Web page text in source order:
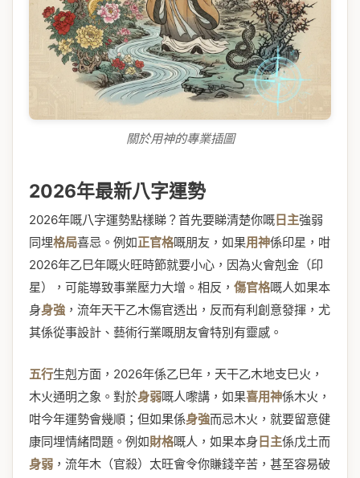
關於用神的專業插圖
2026年最新八字運勢
2026年嘅八字運勢點樣睇？首先要睇清楚你嘅 日主強弱
同埋格局喜忌。例如正官格嘅朋友，如果用神係印星，咁
2026年乙巳年嘅火旺時節就要小心，因為火會剋金（印
星），可能導致事業壓力大增。相反， 傷官格嘅人如果本
身身強 ，流年天干乙木傷官透出，反而有利創意發揮，尤
其係從事設計、藝術行業嘅朋友會特別有靈感。
五行生剋方面，2026年係乙巳年，天干乙木地支巳火，
木火通明之象。對於身弱嘅人嚟講，如果喜用神係木火，
咁今年運勢會幾順；但如果係身強而忌木火，就要留意健
康同埋情緒問題。例如財格嘅人，如果本身 日主係戊土而
身弱 ，流年木（官殺）太旺會令你賺錢辛苦，甚至容易破